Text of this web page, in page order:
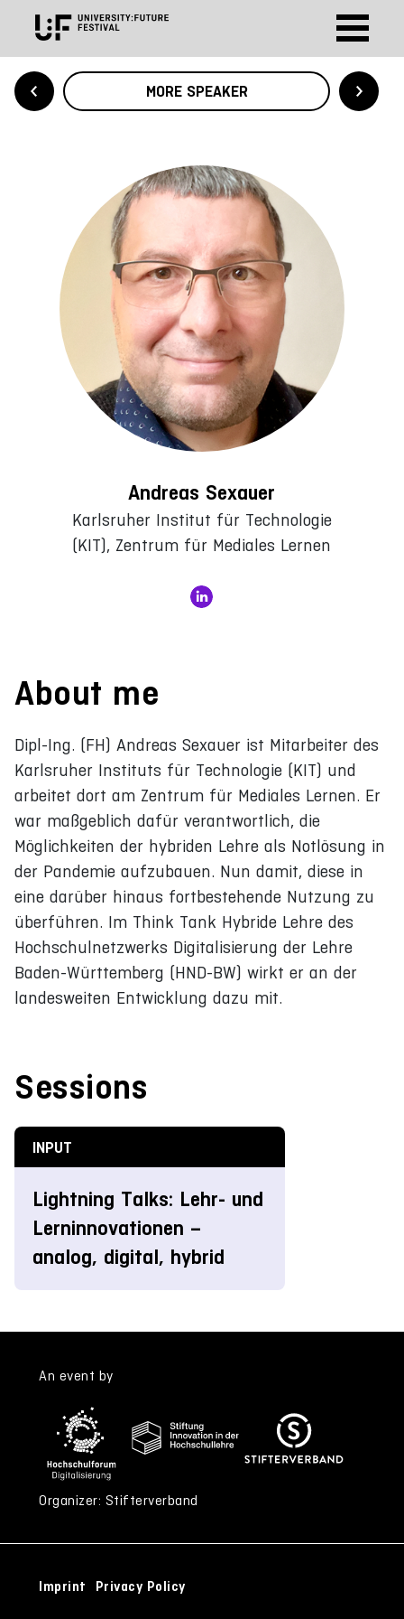
MORE SPEAKER
Andreas Sexauer
Karlsruher Institut für Technologie
(KIT), Zentrum für Mediales Lernen
About me
Dipl-Ing. (FH) Andreas Sexauer ist Mitarbeiter des
Karlsruher Instituts für Technologie (KIT) und
arbeitet dort am Zentrum für Mediales Lernen. Er
war maßgeblich dafür verantwortlich, die
Möglichkeiten der hybriden Lehre als Notlösung in
der Pandemie aufzubauen. Nun damit, diese in
eine darüber hinaus fortbestehende Nutzung zu
überführen. Im Think Tank Hybride Lehre des
Hochschulnetzwerks Digitalisierung der Lehre
Baden-Württemberg (HND-BW) wirkt er an der
landesweiten Entwicklung dazu mit.
Sessions
INPUT
Lightning Talks: Lehr- und
Lerninnovationen –
analog, digital, hybrid
An event by
Organizer: Stifterverband
Imprint Privacy Policy